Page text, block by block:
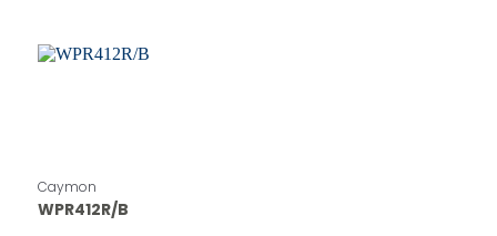
Caymon
WPR412R/B